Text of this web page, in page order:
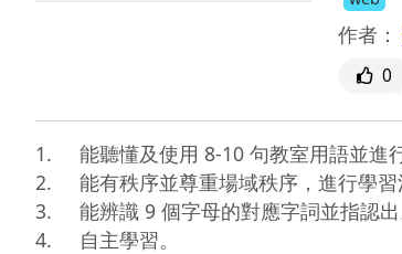
作者：
0
1.	能聽懂及使用 8-10 句教室用語並進行下一個動作。
2.	能有秩序並尊重場域秩序，進行學習活動。
3.	能辨識 9 個字母的對應字詞並指認出。(A-I)
4.     自主學習。